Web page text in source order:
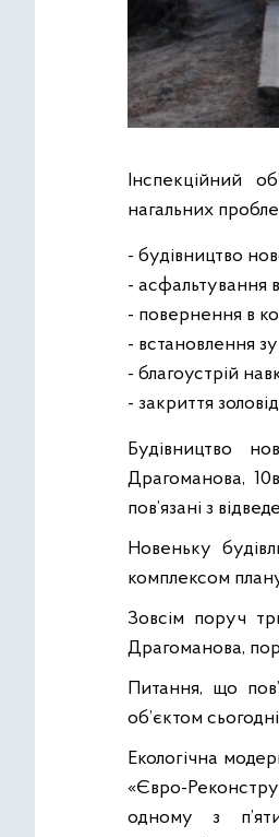
Інспекційний
нагальних
- будівництво
- асфальтування
- повернення в
- встановлення
- благоустрій
- закриття
Будівництво
Драгоманова,
пов’язані з
Новеньку
комплексом
Зовсім поруч
Драгоманова,
Питання, що
об’єктом
Екологічна
«Євро-
одному з